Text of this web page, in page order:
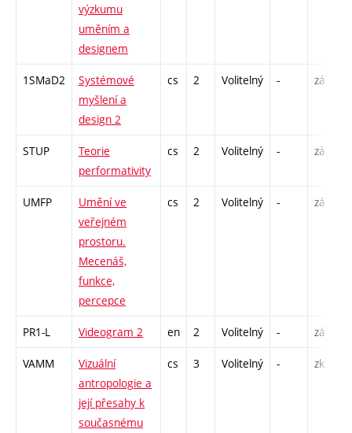
výzkumu
uměním a
designem
1SMaD2
Systémové
myšlení a
design 2
cs 2 Volitelný - zá
STUP
Teorie
performativity
cs 2 Volitelný - zá
UMFP
Umění ve
veřejném
prostoru.
Mecenáš,
funkce,
percepce
cs 2 Volitelný - zá
PR1-L Videogram 2 en 2 Volitelný - zá
VAMM
Vizuální
antropologie a
její přesahy k
současnému
cs 3 Volitelný - zk